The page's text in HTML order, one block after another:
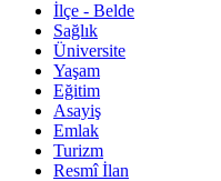
İlçe - Belde
Sağlık
Üniversite
Yaşam
Eğitim
Asayiş
Emlak
Turizm
Resmî İlan